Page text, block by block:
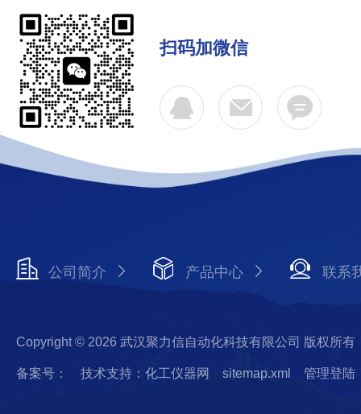
扫码加微信
公司简介 产品中心 联系
Copyright © 2026 武汉聚力信自动化科技有限公司 版权所有
备案号： 技术支持：化工仪器网 sitemap.xml 管理登陆